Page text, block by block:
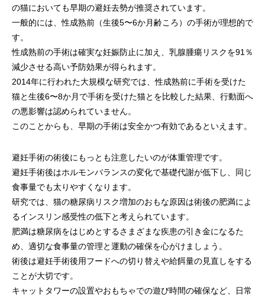
の猫においても早期の避妊去勢が推奨されています。
一般的には、性成熟前（生後5〜6か月齢ころ）の手術が理想的で
す。
性成熟前の手術は確実な妊娠防止に加え、乳腺腫瘍リスクを91％
減少させる高い予防効果が得られます。
2014年に行われた大規模な研究では、性成熟前に手術を受けた
猫と生後6〜8か月で手術を受けた猫とを比較した結果、行動面へ
の悪影響は認められていません。
このことからも、早期の手術は安全かつ有効であるといえます。
避妊手術の術後にもっとも注意したいのが体重管理です。
避妊手術後はホルモンバランスの変化で基礎代謝が低下し、同じ
食事量でも太りやすくなります。
研究では、猫の糖尿病リスク増加のおもな原因は術後の肥満によ
るインスリン感受性の低下と考えられています。
肥満は糖尿病をはじめとするさまざまな疾患の引き金になるた
め、適切な食事量の管理と運動の確保を心がけましょう。
術後は避妊手術後用フードへの切り替えや給餌量の見直しをする
ことが大切です。
キャットタワーの設置やおもちゃでの遊び時間の確保など、日常